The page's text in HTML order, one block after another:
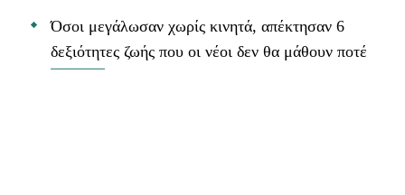
Όσοι μεγάλωσαν χωρίς κινητά, απέκτησαν 6
δεξιότητες ζωής που οι νέοι δεν θα μάθουν ποτέ